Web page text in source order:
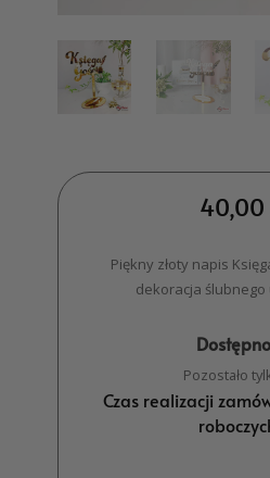
40,00
Piękny złoty napis
dekoracja ślubnego
Pozostało
Czas realizacji